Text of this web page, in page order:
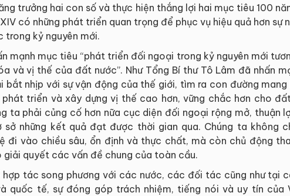
trưởng hai con số và thực hiện thắng lợi hai mục tiêu 100
có những phát triển quan trọng để phục vụ hiệu quả hơn sự
trong kỷ nguyên mới.
mạnh mục tiêu “phát triển đối ngoại trong kỷ nguyên mới
và vị thế của đất nước”. Như Tổng Bí thư Tô Lâm đã nhấn
bắt nhịp với sự vận động của thế giới, tìm ra con đường mang
phát triển và xây dựng vị thế cao hơn, vững chắc hơn cho
ta phải củng cố hơn nữa cục diện đối ngoại rộng mở, thuận
những kết quả đạt được thời gian qua. Chúng ta không
đi vào chiều sâu, ổn định và thực chất, mà còn chủ động
giải quyết các vấn đề chung của toàn cầu.
tác song phương với các nước, các đối tác cũng như tại
quốc tế, sự đóng góp trách nhiệm, tiếng nói và uy tín của